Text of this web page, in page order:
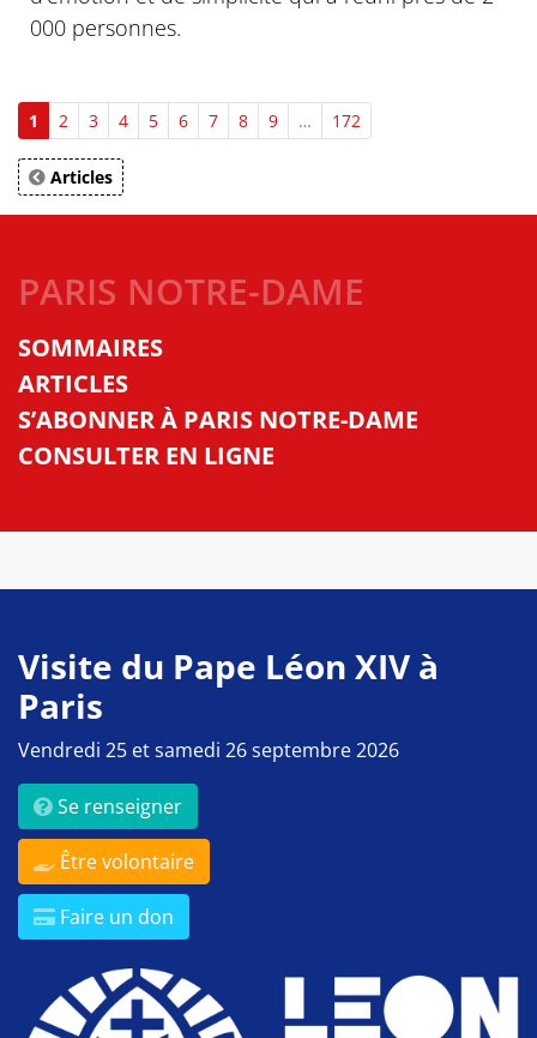
000 personnes.
1 2 3 4 5 6 7 8 9 … 172
Articles
PARIS NOTRE-DAME
SOMMAIRES
ARTICLES
S’ABONNER À PARIS NOTRE-DAME
CONSULTER EN LIGNE
Visite du Pape Léon XIV à
Paris
Vendredi 25 et samedi 26 septembre 2026
Se renseigner
Être volontaire
Faire un don